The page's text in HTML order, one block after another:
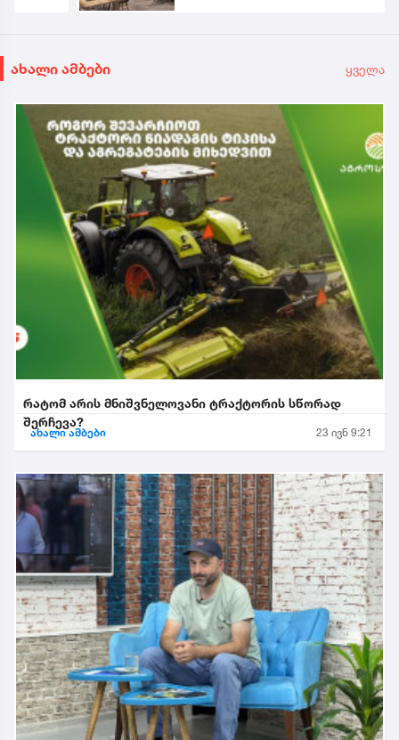
ახალი ამბები ყველა
რატომ არის მნიშვნელოვანი ტრაქტორის სწორად
შერჩევა?
ახალი ამბები 23 ივნ 9:21